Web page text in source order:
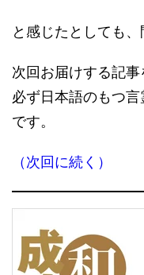
と感じたとしても、
次回お届けする記事
必ず日本語のもつ
です。
（次回に続く）